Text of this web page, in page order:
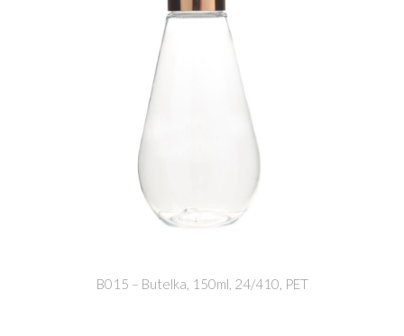
B015 – Butelka, 150ml, 24/410, PET